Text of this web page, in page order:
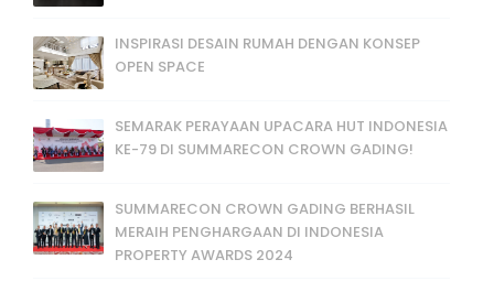
INSPIRASI DESAIN RUMAH DENGAN KONSEP
OPEN SPACE
SEMARAK PERAYAAN UPACARA HUT INDONESIA
KE-79 DI SUMMARECON CROWN GADING!
SUMMARECON CROWN GADING BERHASIL
MERAIH PENGHARGAAN DI INDONESIA
PROPERTY AWARDS 2024